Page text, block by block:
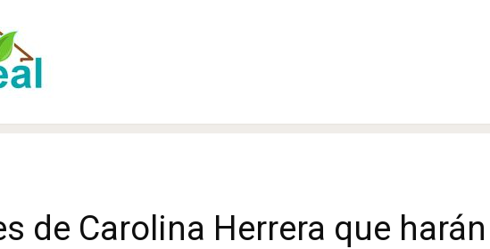
de Carolina Herrera que harán